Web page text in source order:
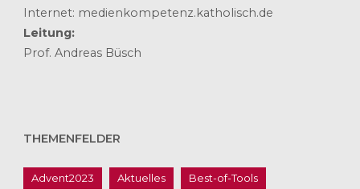
Internet: medienkompetenz.katholisch.de
Leitung:
Prof. Andreas Büsch
THEMENFELDER
Advent2023 Aktuelles Best-of-Tools